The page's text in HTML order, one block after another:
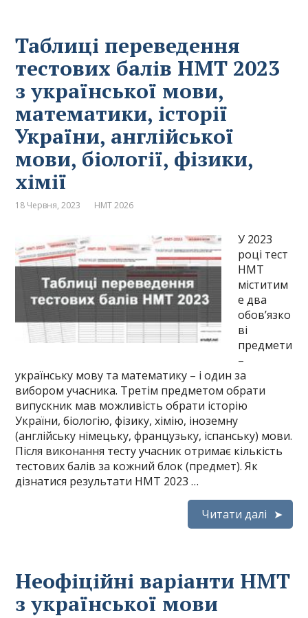
Таблиці переведення
тестових балів НМТ 2023
з української мови,
математики, історії
України, англійської
мови, біології, фізики,
хімії
18 Червня, 2023 НМТ 2026
У 2023
році тест
НМТ
міститим
е два
обов’язко
ві
предмети
–
українську мову та математику – і один за
вибором учасника. Третім предметом обрати
випускник мав можливість обрати історію
України, біологію, фізику, хімію, іноземну
(англійську німецьку, французьку, іспанську) мови.
Після виконання тесту учасник отримає кількість
тестових балів за кожний блок (предмет). Як
дізнатися результати НМТ 2023 …
Читати далі
Неофіційні варіанти НМТ
з української мови